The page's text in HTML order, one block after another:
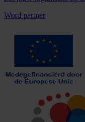
Word partner